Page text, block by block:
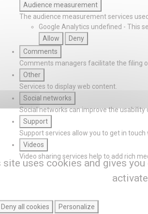
Audience measurement
The audience measurement services
Google Analytics undefined - This
Allow
Deny
Comments
Comments managers facilitate the filing
Other
Services to display web content.
Social networks
Social networks can improve the
Support
Support services allow you to get in
Videos
Video sharing services help to add rich
site uses cookies and gives
activate
Deny all cookies Personalize